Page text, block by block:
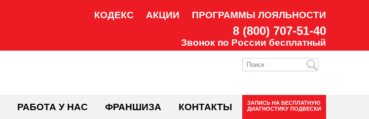
КОДЕКС АКЦИИ ПРОГРАММЫ ЛОЯЛЬНОСТИ
8 (800) 707-51-40
Звонок по России бесплатный
РАБОТА У НАС ФРАНШИЗА КОНТАКТЫ ЗАПИСЬ НА БЕСПЛАТНУЮ
ДИАГНОСТИКУ ПОДВЕСКИ